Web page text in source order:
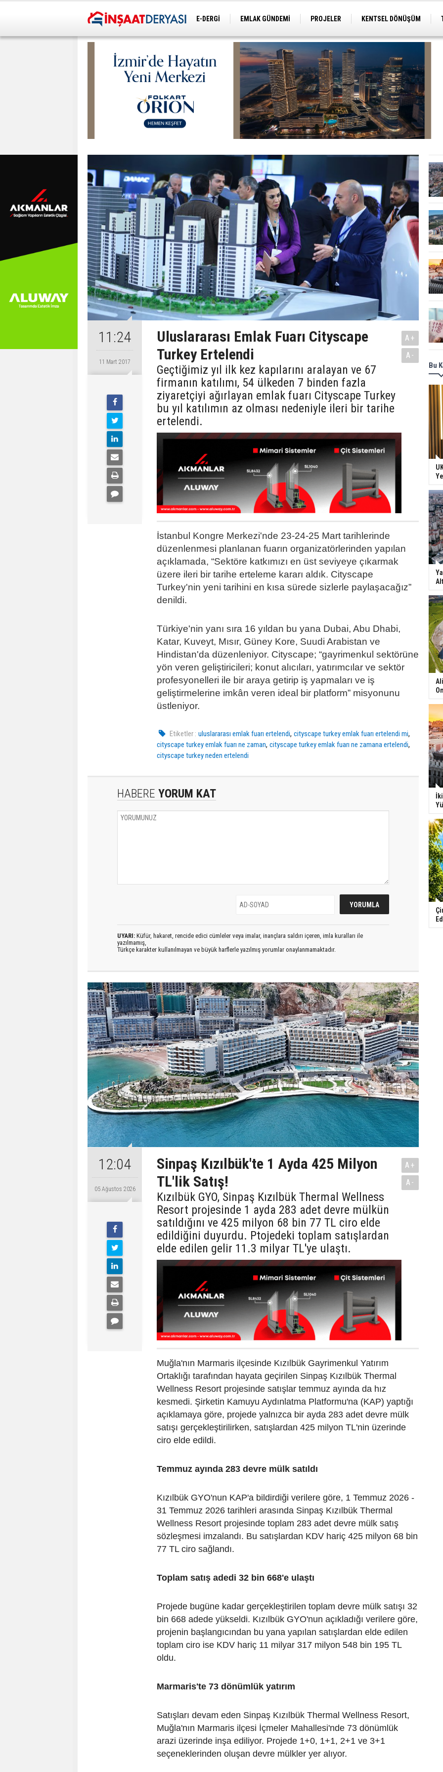
E-DERGİ EMLAK GÜNDEMİ PROJELER KENTSEL DÖNÜŞÜM
11:24
11 Mart 2017
Uluslararası Emlak Fuarı Cityscape
Turkey Ertelendi
Geçtiğimiz yıl ilk kez kapılarını aralayan ve 67
firmanın katılımı, 54 ülkeden 7 binden fazla
ziyaretçiyi ağırlayan emlak fuarı Cityscape Turkey
bu yıl katılımın az olması nedeniyle ileri bir tarihe
ertelendi.
A+
A-
İstanbul Kongre Merkezi'nde 23-24-25 Mart tarihlerinde
düzenlenmesi planlanan fuarın organizatörlerinden yapılan
açıklamada, “Sektöre katkımızı en üst seviyeye çıkarmak
üzere ileri bir tarihe erteleme kararı aldık. Cityscape
Turkey'nin yeni tarihini en kısa sürede sizlerle paylaşacağız”
denildi.
Türkiye'nin yanı sıra 16 yıldan bu yana Dubai, Abu Dhabi,
Katar, Kuveyt, Mısır, Güney Kore, Suudi Arabistan ve
Hindistan'da düzenleniyor. Cityscape; “gayrimenkul sektörüne
yön veren geliştiricileri; konut alıcıları, yatırımcılar ve sektör
profesyonelleri ile bir araya getirip iş yapmaları ve iş
geliştirmelerine imkân veren ideal bir platform” misyonunu
üstleniyor.
Etiketler : uluslararası emlak fuarı ertelendi,cityscape turkey emlak fuarı ertelendi mi,
cityscape turkey emlak fuarı ne zaman, cityscape turkey emlak fuarı ne zamana ertelendi,
cityscape turkey neden ertelendi
HABERE YORUM KAT
UYARI: Küfür, hakaret, rencide edici cümleler veya imalar, inançlara saldırı içeren, imla kuralları ile
yazılmamış,
Türkçe karakter kullanılmayan ve büyük harflerle yazılmış yorumlar onaylanmamaktadır.
12:04
05 Ağustos 2026
Sinpaş Kızılbük'te 1 Ayda 425 Milyon
TL'lik Satış!
Kızılbük GYO, Sinpaş Kızılbük Thermal Wellness
Resort projesinde 1 ayda 283 adet devre mülkün
satıldığını ve 425 milyon 68 bin 77 TL ciro elde
edildiğini duyurdu. Ptojedeki toplam satışlardan
elde edilen gelir 11.3 milyar TL'ye ulaştı.
A+
A-
Muğla'nın Marmaris ilçesinde Kızılbük Gayrimenkul Yatırım
Ortaklığı tarafından hayata geçirilen Sinpaş Kızılbük Thermal
Wellness Resort projesinde satışlar temmuz ayında da hız
kesmedi. Şirketin Kamuyu Aydınlatma Platformu'na (KAP) yaptığı
açıklamaya göre, projede yalnızca bir ayda 283 adet devre mülk
satışı gerçekleştirilirken, satışlardan 425 milyon TL'nin üzerinde
ciro elde edildi.
Temmuz ayında 283 devre mülk satıldı
Kızılbük GYO'nun KAP'a bildirdiği verilere göre, 1 Temmuz 2026 -
31 Temmuz 2026 tarihleri arasında Sinpaş Kızılbük Thermal
Wellness Resort projesinde toplam 283 adet devre mülk satış
sözleşmesi imzalandı. Bu satışlardan KDV hariç 425 milyon 68 bin
77 TL ciro sağlandı.
Toplam satış adedi 32 bin 668'e ulaştı
Projede bugüne kadar gerçekleştirilen toplam devre mülk satışı 32
bin 668 adede yükseldi. Kızılbük GYO'nun açıkladığı verilere göre,
projenin başlangıcından bu yana yapılan satışlardan elde edilen
toplam ciro ise KDV hariç 11 milyar 317 milyon 548 bin 195 TL
oldu.
Marmaris'te 73 dönümlük yatırım
Satışları devam eden Sinpaş Kızılbük Thermal Wellness Resort,
Muğla'nın Marmaris ilçesi İçmeler Mahallesi'nde 73 dönümlük
arazi üzerinde inşa ediliyor. Projede 1+0, 1+1, 2+1 ve 3+1
seçeneklerinden oluşan devre mülkler yer alıyor.
Bu